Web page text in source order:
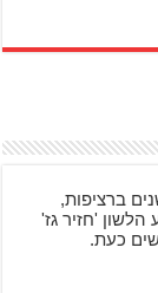
רוכב על אופנועים 32 שנים ברציפות,
'חזיר גז'
כעת.